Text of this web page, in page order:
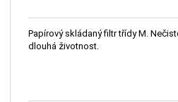
Papírový skládaný filtr třídy M.
dlouhá životnost.